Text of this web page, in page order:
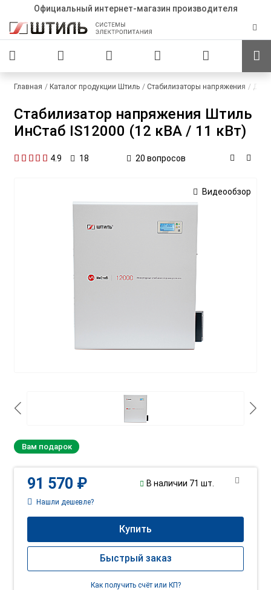
Официальный интернет-магазин производителя
Главная Каталог продукции Штиль Стабилизаторы напряжения Для
Стабилизатор напряжения Штиль
ИнСтаб IS12000 (12 кВА / 11 кВт)
4.9 18 20 вопросов
Видеообзор
Вам подарок
91 570 ₽ В наличии 71 шт.
Нашли дешевле?
Купить
Быстрый заказ
Как получить счёт или КП?